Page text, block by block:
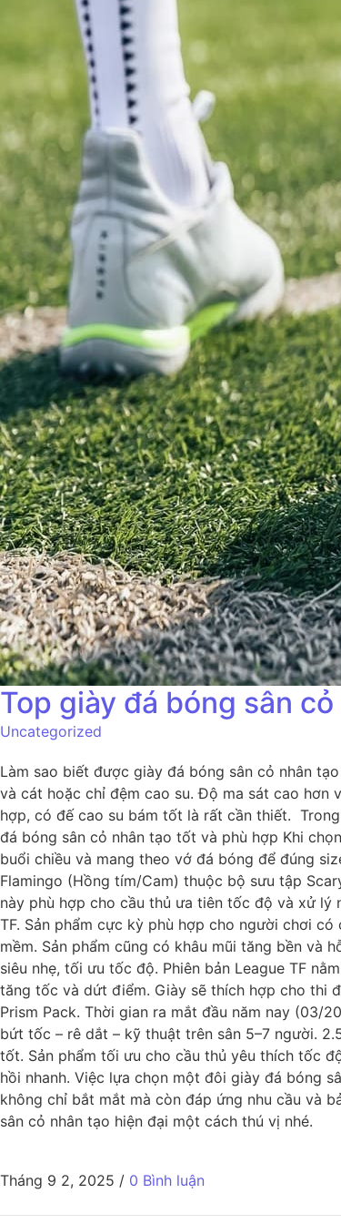
Top giày đá bóng sân
Uncategorized
Làm sao biết được giày đá bóng sân cỏ nhân
và cát hoặc chỉ đệm cao su. Độ ma sát cao hơn
hợp, có đế cao su bám tốt là rất cần thiết.
đá bóng sân cỏ nhân tạo tốt và phù hợp Khi
buổi chiều và mang theo vớ đá bóng để đúng
Flamingo (Hồng tím/Cam) thuộc bộ sưu tập
này phù hợp cho cầu thủ ưa tiên tốc độ và xử
TF. Sản phẩm cực kỳ phù hợp cho người chơi
mềm. Sản phẩm cũng có khâu mũi tăng bền và
siêu nhẹ, tối ưu tốc độ. Phiên bản League TF
tăng tốc và dứt điểm. Giày sẽ thích hợp cho thi
Prism Pack. Thời gian ra mắt đầu năm nay (03/
bứt tốc – rê dắt – kỹ thuật trên sân 5–7 người.
tốt. Sản phẩm tối ưu cho cầu thủ yêu thích tốc
hồi nhanh. Việc lựa chọn một đôi giày đá bóng
không chỉ bắt mắt mà còn đáp ứng nhu cầu và
sân cỏ nhân tạo hiện đại một cách thú vị nhé.
Tháng 9 2, 2025 / 0 Bình luận